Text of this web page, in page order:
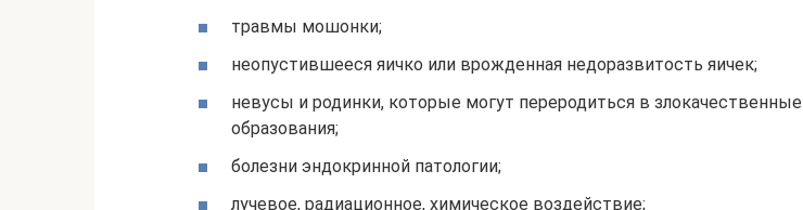
травмы мошонки;
неопустившееся яичко или врожденная недоразвитость яичек;
невусы и родинки, которые могут переродиться в злокачественные
образования;
болезни эндокринной патологии;
лучевое, радиационное, химическое воздействие;